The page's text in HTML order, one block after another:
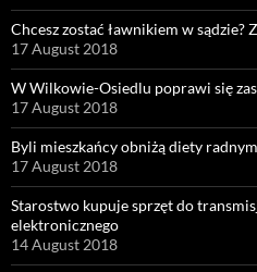
Chcesz zostać ławnikiem w sądzie?
17 August 2018
W Wilkowie-Osiedlu poprawi się
17 August 2018
Byli mieszkańcy obniżą diety
17 August 2018
Starostwo kupuje sprzęt do
elektronicznego
14 August 2018